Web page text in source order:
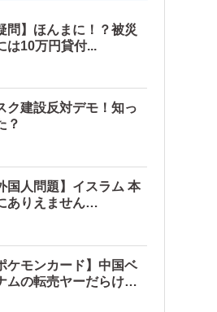
問】ほんまに！？被災
は10万円貸付...
ク建設反対デモ！知っ
？
国人問題】イスラム 本
ありえません…
ケモンカード】中国ベ
ムの転売ヤーだらけ…